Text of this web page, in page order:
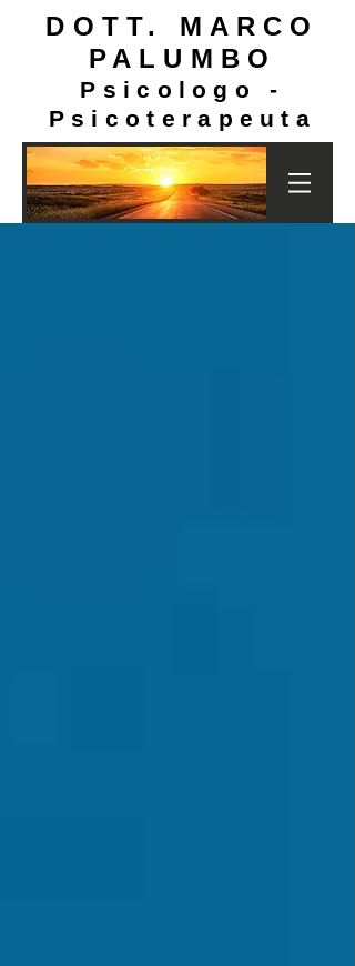
DOTT. MARCO
PALUMBO
Psicologo -
Psicoterapeuta